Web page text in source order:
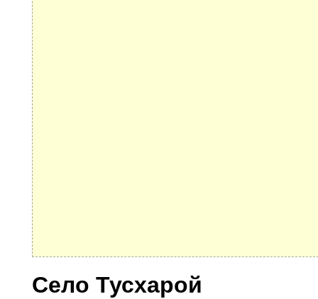
Село Тусхарой